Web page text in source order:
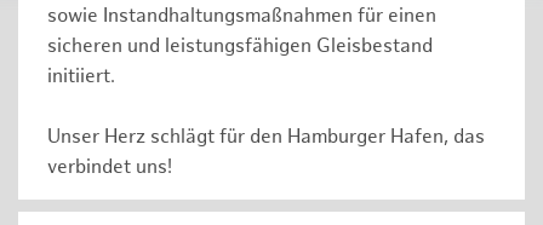
sowie Instandhaltungsmaßnahmen für einen
sicheren und leistungsfähigen Gleisbestand
initiiert.
Unser Herz schlägt für den Hamburger Hafen, das
verbindet uns!